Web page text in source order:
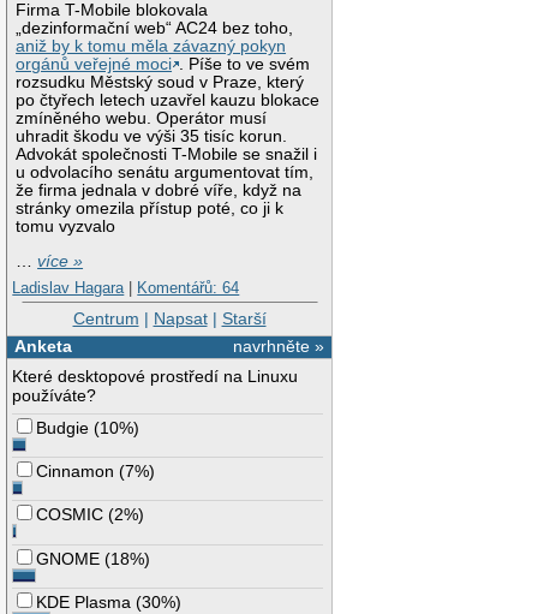
Firma T-Mobile blokovala
„dezinformační web“ AC24 bez toho,
aniž by k tomu měla závazný pokyn
orgánů veřejné moci . Píše to ve svém
rozsudku Městský soud v Praze, který
po čtyřech letech uzavřel kauzu blokace
zmíněného webu. Operátor musí
uhradit škodu ve výši 35 tisíc korun.
Advokát společnosti T-Mobile se snažil i
u odvolacího senátu argumentovat tím,
že firma jednala v dobré víře, když na
stránky omezila přístup poté, co ji k
tomu vyzvalo
…více »
Ladislav Hagara | Komentářů: 64
Centrum | Napsat| Starší
navrhněte »
Anketa
Které desktopové prostředí na Linuxu
používáte?
Budgie (10%)
Cinnamon (7%)
COSMIC (2%)
GNOME (18%)
KDE Plasma (30%)